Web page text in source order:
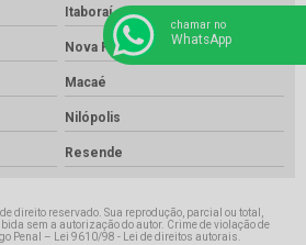
Itaboraí
Nova Friburgo
Macaé
Nilópolis
Resende
direito reservado. Sua reprodução, parcial ou total,
sem a autorização do autor. Crime de violação de
Penal – Lei 9610/98 - Lei de direitos autorais.
chamar no
WhatsApp